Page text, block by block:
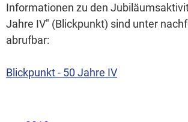
Informationen zu den
Jahre IV" (Blickpunkt) sind unter
abrufbar:
Blickpunkt - 50 Jahre IV